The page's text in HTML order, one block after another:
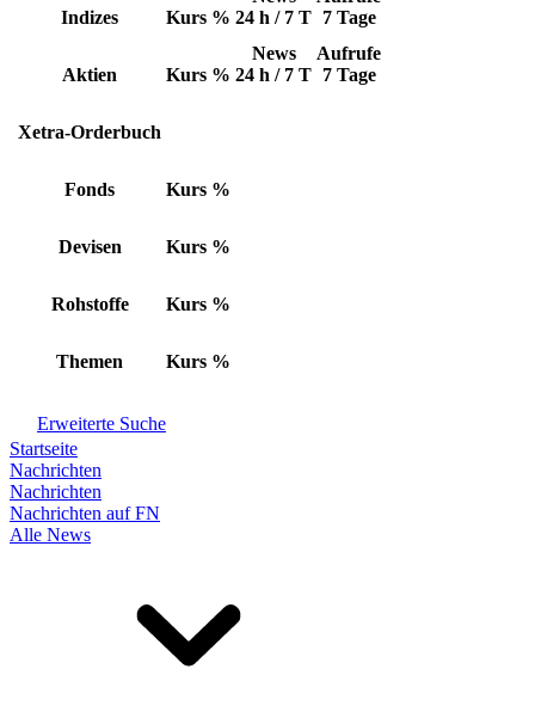
Indizes Kurs % 24 h / 7 T 7 Tage
Aktien Kurs %
News
24 h / 7 T
Aufrufe
7 Tage
Xetra-Orderbuch
Fonds Kurs %
Devisen Kurs %
Rohstoffe Kurs %
Themen Kurs %
Erweiterte Suche
Startseite
Nachrichten
Nachrichten
Nachrichten auf FN
Alle News